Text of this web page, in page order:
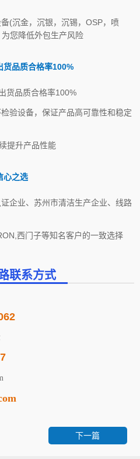
(沉金，沉银，沉锡，OSP，喷
您降低外包生产风险
货品质合格率100%
货品质合格率100%
验设备，保证产品高可靠性和稳定
提升产品性能
心之选
企业、苏州市清洁生产企业、线路
西门子等知名客户的一致选择
联系方式
下一篇